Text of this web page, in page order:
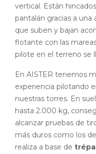
vertical. Están
pantalán gracias a una
que suben y bajan
flotante con las
pilote en el terreno se
En AISTER tenemos
experiencia pilotando
nuestras torres. En
hasta 2.000 kg,
alcanzar pruebas de
más duros como los
realiza a base de